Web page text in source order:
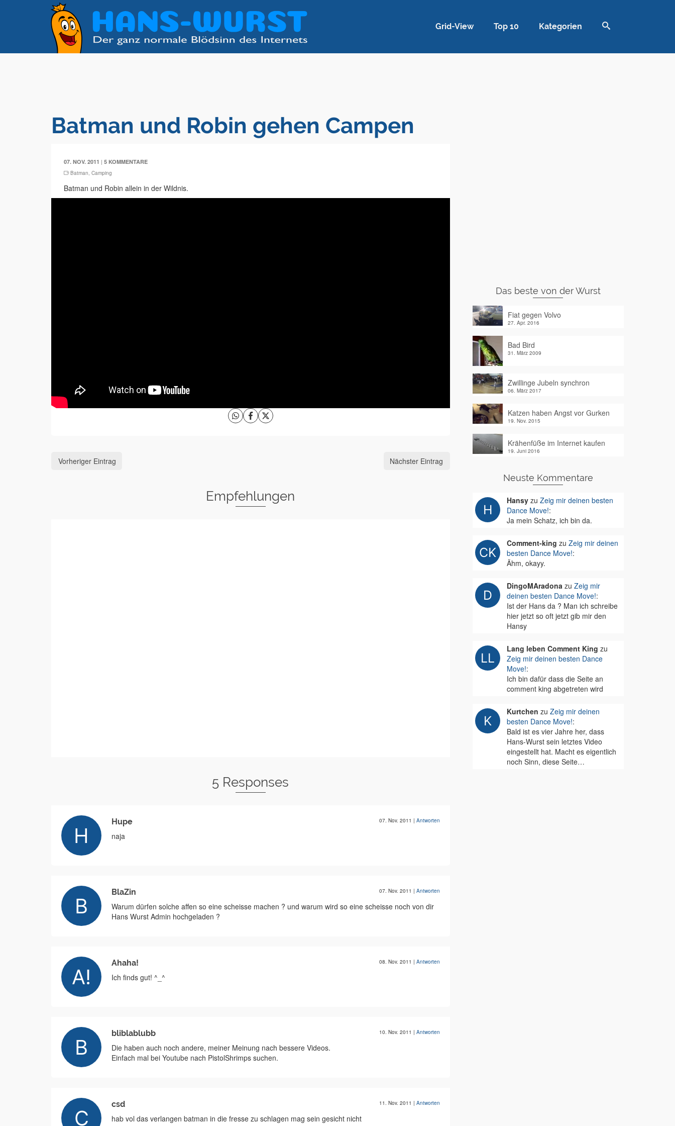
Grid-View Top 10 Kategorien
Batman und Robin gehen Campen
07. NOV. 2011 | 5 KOMMENTARE
Batman, Camping
Batman und Robin allein in der Wildnis.
Vorheriger Eintrag Nächster Eintrag
Empfehlungen
5 Responses
Hupe 07. Nov. 2011 | Antworten
naja
BlaZin 07. Nov. 2011 | Antworten
Warum dürfen solche affen so eine scheisse machen ? und warum wird so eine scheisse noch von dir
Hans Wurst Admin hochgeladen ?
Ahaha! 08. Nov. 2011 | Antworten
Ich finds gut! ^_^
bliblablubb 10. Nov. 2011 | Antworten
Die haben auch noch andere, meiner Meinung nach bessere Videos.
Einfach mal bei Youtube nach PistolShrimps suchen.
csd 11. Nov. 2011 | Antworten
hab vol das verlangen batman in die fresse zu schlagen mag sein gesicht nicht
Das beste von der Wurst
Fiat gegen Volvo
27. Apr. 2016
Bad Bird
31. März 2009
Zwillinge Jubeln synchron
06. März 2017
Katzen haben Angst vor Gurken
19. Nov. 2015
Krähenfüße im Internet kaufen
19. Juni 2016
Neuste Kommentare
Hansyzu Zeig mir deinen besten
Dance Move!:
Ja mein Schatz, ich bin da.
Comment-king zu Zeig mir deinen
besten Dance Move!:
Ähm, okayy.
DingoMAradonazu Zeig mir
deinen besten Dance Move!:
Ist der Hans da ? Man ich schreibe
hier jetzt so oft jetzt gib mir den
Hansy
Lang leben Comment King zu
Zeig mir deinen besten Dance
Move!:
Ich bin dafür dass die Seite an
comment king abgetreten wird
Kurtchen zu Zeig mir deinen
besten Dance Move!:
Bald ist es vier Jahre her, dass
Hans-Wurst sein letztes Video
eingestellt hat. Macht es eigentlich
noch Sinn, diese Seite…